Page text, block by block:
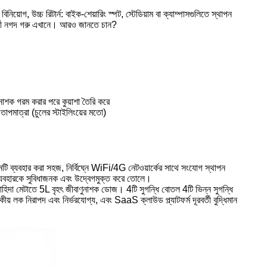
উচ্চ রিটার্ন: বাইক-শেয়ারিং স্পট, স্টেডিয়াম বা ক্যাম্পাসগুলিতে স্থাপন
নগদ গরু এখানে। আরও জানতে চান?
গরম করার পরে কুয়াশা তৈরি করে
(চুলের স্টাইলিংয়ের মতো)
ব্যবহার করা সহজ, নির্বিঘ্নে WiFi/4G নেটওয়ার্কের সাথে সংযোগ স্থাপন
সুবিধাজনক এবং উদ্বেগমুক্ত করে তোলে।
মেটাতে 5L বৃহৎ জীবাণুনাশক ডোজ। 4টি সুগন্ধি বোতল 4টি ভিন্ন সুগন্ধি
লক নিরাপদ এবং নির্ভরযোগ্য, এবং SaaS ক্লাউড প্ল্যাটফর্ম দূরবর্তী বুদ্ধিমান